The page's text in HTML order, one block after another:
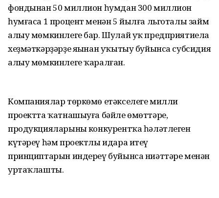
фондынан 50 миллион һумдан 300 миллион
һумғаса 1 процент менән 5 йылға льготалы займ
алыу мөмкинлеге бар. Шулай уҡ предприятиела
хеҙмәткәрҙәрҙе яңынан уҡытыу буйынса субсидия
алыу мөмкинлеге ҡаралған.
Компаниялар төркөмө етәкселеге милли
проектта ҡатнашыуға бәйле өмөттәре,
продукцияларының конкурентҡа һәләтлеген
күтәреү һәм проектлы идара итеү
принциптарын индереү буйынса ниәттәре менән
уртаҡлашты.